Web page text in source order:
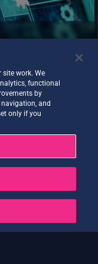
8 9 10
19 Weiter
mit der Initiative
site work. We
functional
by
and
only if you